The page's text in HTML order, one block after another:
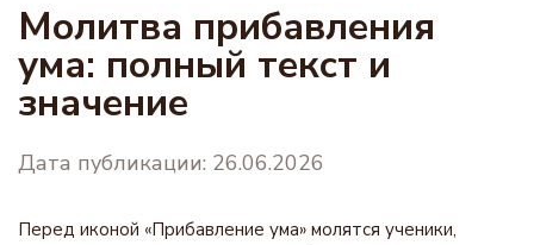
Молитва прибавления
ума: полный текст и
значение
Дата публикации: 26.06.2026
Перед иконой «Прибавление ума» молятся ученики,